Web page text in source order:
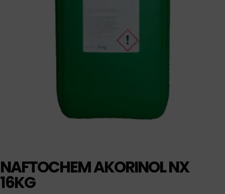
NAFTOCHEM AKORINOL NX
16KG